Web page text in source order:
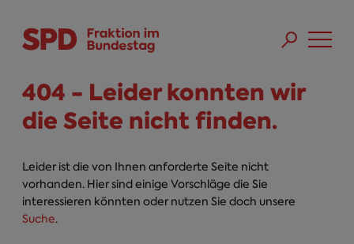
404 - Leider konnten wir
die Seite nicht finden.
Leider ist die von Ihnen anforderte Seite nicht
vorhanden. Hier sind einige Vorschläge die Sie
interessieren könnten oder nutzen Sie doch unsere
Suche.